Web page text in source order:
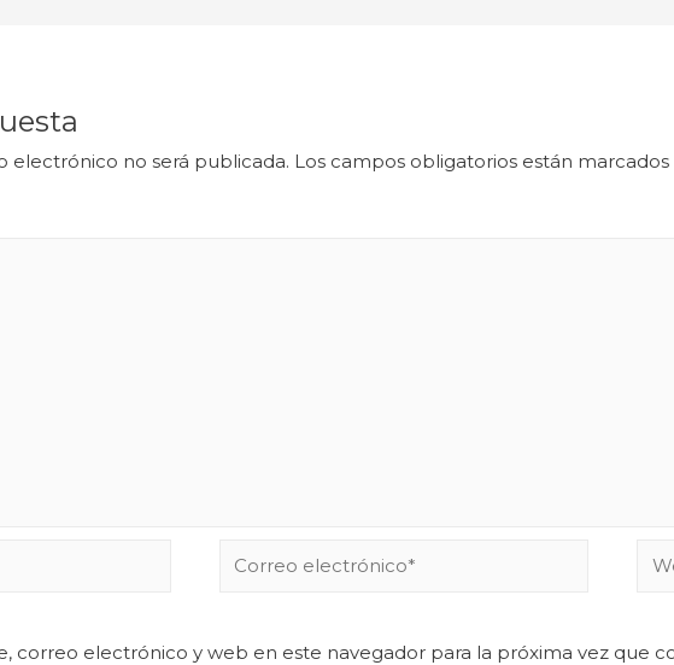
electrónico no será publicada. Los campos obligatorios están
correo electrónico y web en este navegador para la próxima vez que